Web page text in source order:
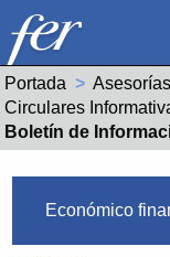
Portada Asesorías
Circulares
Actual:
Boletín de Información Económico
Económico